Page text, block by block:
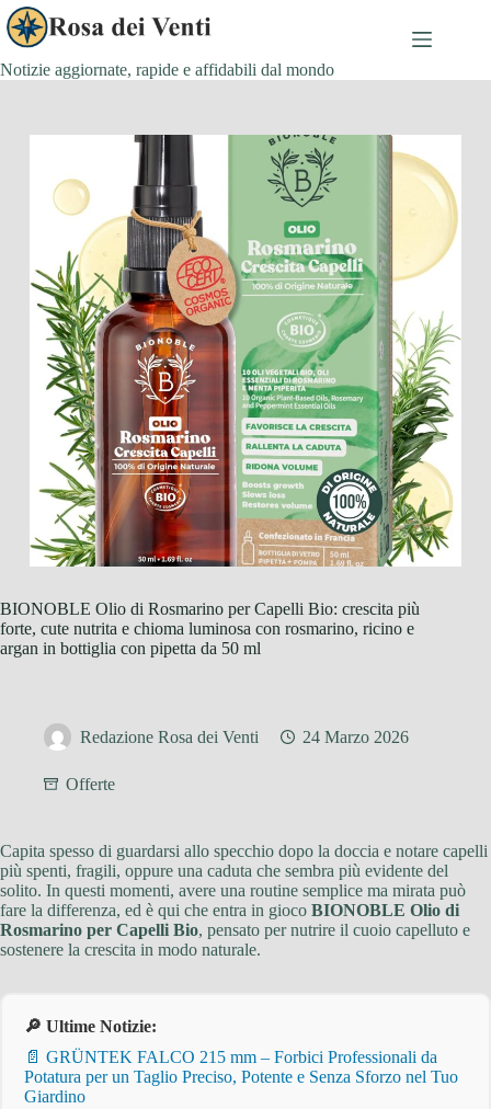
Salta
al
contenuto
Notizie aggiornate, rapide e affidabili dal mondo
BIONOBLE Olio di Rosmarino per Capelli Bio: crescita più
forte, cute nutrita e chioma luminosa con rosmarino, ricino e
argan in bottiglia con pipetta da 50 ml
Redazione Rosa dei Venti 24 Marzo 2026
Offerte
Capita spesso di guardarsi allo specchio dopo la doccia e notare capelli
più spenti, fragili, oppure una caduta che sembra più evidente del
solito. In questi momenti, avere una routine semplice ma mirata può
fare la differenza, ed è qui che entra in gioco BIONOBLE Olio di
Rosmarino per Capelli Bio, pensato per nutrire il cuoio capelluto e
sostenere la crescita in modo naturale.
🔎 Ultime Notizie:
📄 GRÜNTEK FALCO 215 mm – Forbici Professionali da
Potatura per un Taglio Preciso, Potente e Senza Sforzo nel Tuo
Giardino